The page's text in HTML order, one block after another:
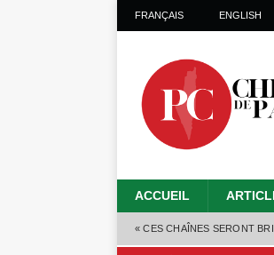
FRANÇAIS ENGLISH
ACCUEIL
« CES CHAÎNES SERONT